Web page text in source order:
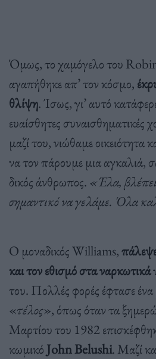
Όμως, το χαμόγελο του
αγαπήθηκε απ’ τον κόσμο,
θλίψη. Ίσως, γι’ αυτό
ευαίσθητες συναισθηματικές
μαζί του, νιώθαμε οικειότητα
να τον πάρουμε μια αγκαλιά,
δικός άνθρωπος. «Έλα,
σημαντικό να γελάμε. Όλα
Ο μοναδικός Williams,
και τον εθισμό στα ναρκωτικά
του. Πολλές φορές έφτασε
«τέλος», όπως όταν τα
Μαρτίου του 1982
κωμικό John Belushi. Μαζί